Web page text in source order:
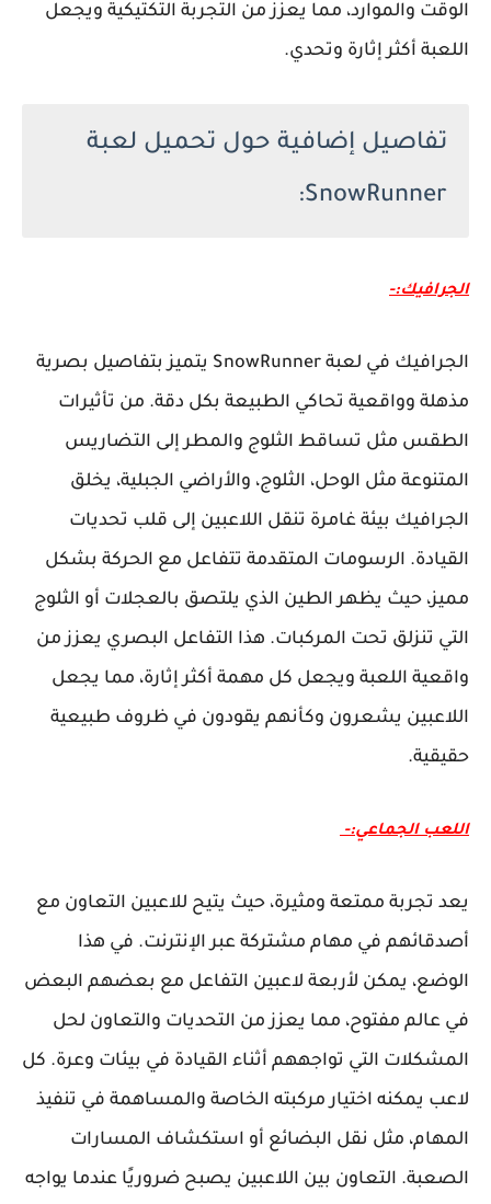
الوقت والموارد، مما يعزز من التجربة التكتيكية ويجعل
اللعبة أكثر إثارة وتحدي.
تفاصيل إضافية حول تحميل لعبة
SnowRunner:
الجرافيك:-
الجرافيك في لعبة SnowRunner يتميز بتفاصيل بصرية
مذهلة وواقعية تحاكي الطبيعة بكل دقة. من تأثيرات
الطقس مثل تساقط الثلوج والمطر إلى التضاريس
المتنوعة مثل الوحل، الثلوج، والأراضي الجبلية، يخلق
الجرافيك بيئة غامرة تنقل اللاعبين إلى قلب تحديات
القيادة. الرسومات المتقدمة تتفاعل مع الحركة بشكل
مميز، حيث يظهر الطين الذي يلتصق بالعجلات أو الثلوج
التي تنزلق تحت المركبات. هذا التفاعل البصري يعزز من
واقعية اللعبة ويجعل كل مهمة أكثر إثارة، مما يجعل
اللاعبين يشعرون وكأنهم يقودون في ظروف طبيعية
حقيقية.
اللعب الجماعي:-
يعد تجربة ممتعة ومثيرة، حيث يتيح للاعبين التعاون مع
أصدقائهم في مهام مشتركة عبر الإنترنت. في هذا
الوضع، يمكن لأربعة لاعبين التفاعل مع بعضهم البعض
في عالم مفتوح، مما يعزز من التحديات والتعاون لحل
المشكلات التي تواجههم أثناء القيادة في بيئات وعرة. كل
لاعب يمكنه اختيار مركبته الخاصة والمساهمة في تنفيذ
المهام، مثل نقل البضائع أو استكشاف المسارات
الصعبة. التعاون بين اللاعبين يصبح ضروريًا عندما يواجه